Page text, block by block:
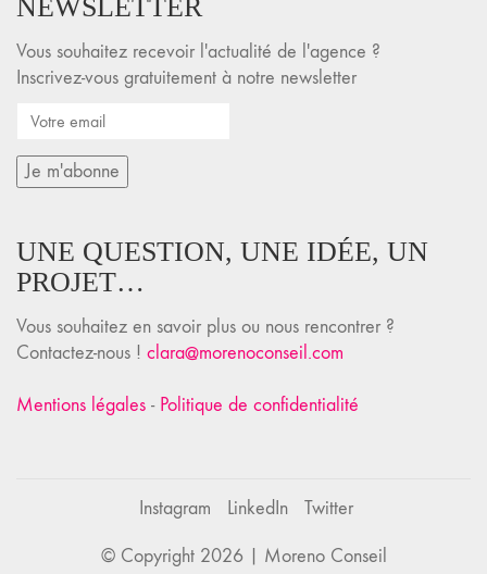
NEWSLETTER
Vous souhaitez recevoir l'actualité de l'agence ?
Inscrivez-vous gratuitement à notre newsletter
UNE QUESTION, UNE IDÉE, UN
PROJET…
Vous souhaitez en savoir plus ou nous rencontrer ?
Contactez-nous ! clara@morenoconseil.com
Mentions légales - Politique de confidentialité
Instagram LinkedIn Twitter
© Copyright 2026 | Moreno Conseil